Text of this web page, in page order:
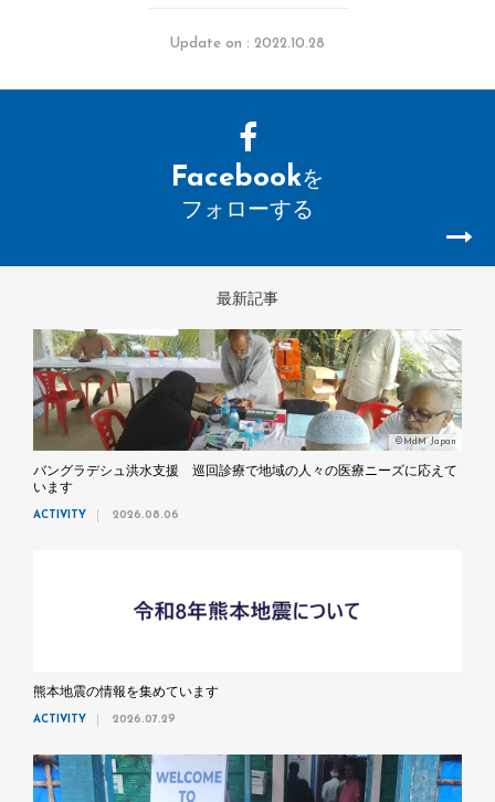
Update on : 2022.10.28
Facebookを
フォローする
最新記事
©MdM Japan
バングラデシュ洪水支援 巡回診療で地域の人々の医療ニーズに応えて
います
ACTIVITY 2026.08.06
熊本地震の情報を集めています
ACTIVITY 2026.07.29